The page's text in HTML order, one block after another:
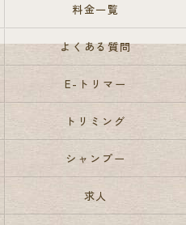
料金一覧
よくある質問
E-トリマー
トリミング
シャンプー
求人